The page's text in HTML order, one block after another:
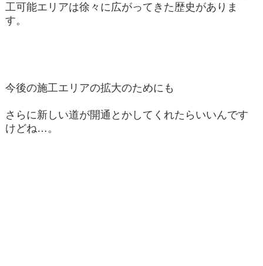
工可能エリアは徐々に広がってきた歴史がありま
す。
今後の施工エリアの拡大のためにも
さらに新しい道が開通とかしてくれたらいいんです
けどね…。